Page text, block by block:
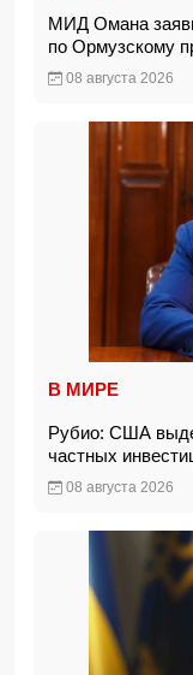
МИД Омана
по Ормузскому
08 августа 2026
В МИРЕ
Рубио: США
частных
08 августа 2026